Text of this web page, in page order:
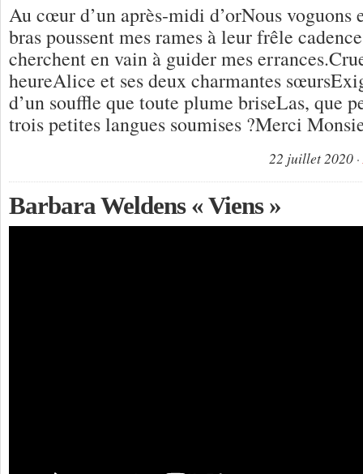
Au cœur d’un après-midi d’orNous voguons
bras poussent mes rames à leur frêle
cherchent en vain à guider mes
heureAlice et ses deux charmantes
d’un souffle que toute plume briseLas, que
trois petites langues soumises ?Merci
22 juillet 2020
Barbara Weldens « Viens »